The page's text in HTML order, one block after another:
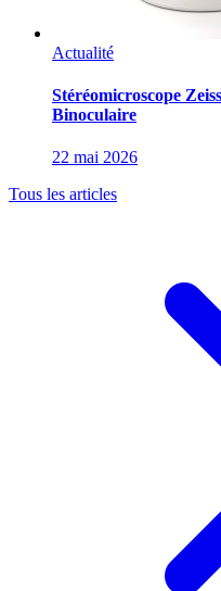
Actualité
Stéréomicroscope
Binoculaire
22 mai 2026
Tous les articles